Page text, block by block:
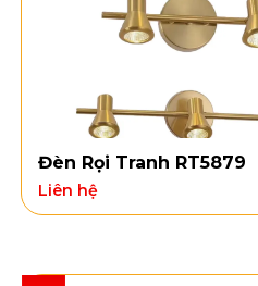
Đèn Rọi Tranh RT5879
Liên hệ